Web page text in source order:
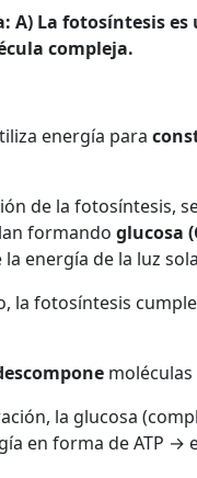
A) La fotosíntesis
compleja.
energía para
de la fotosíntesis,
formando glucosa
energía de la luz
la fotosíntesis
la glucosa
en forma de ATP →